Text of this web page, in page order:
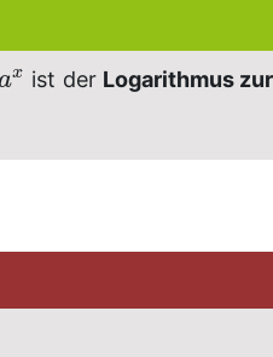
x ist der Logarithmus